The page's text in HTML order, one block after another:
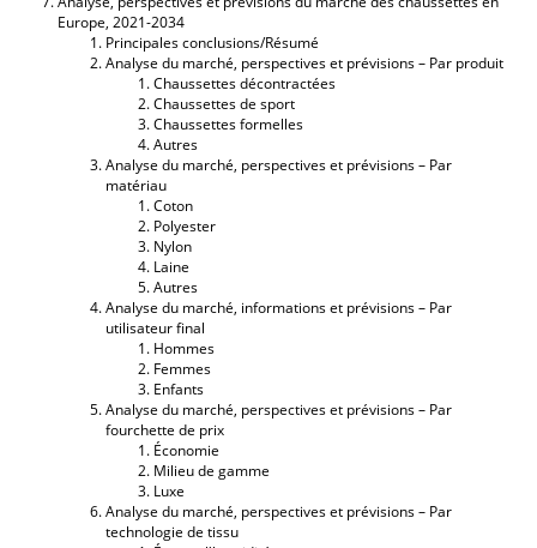
Europe, 2021-2034
Principales conclusions/Résumé
Analyse du marché, perspectives et prévisions – Par produit
Chaussettes décontractées
Chaussettes de sport
Chaussettes formelles
Autres
Analyse du marché, perspectives et prévisions – Par
matériau
Coton
Polyester
Nylon
Laine
Autres
Analyse du marché, informations et prévisions – Par
utilisateur final
Hommes
Femmes
Enfants
Analyse du marché, perspectives et prévisions – Par
fourchette de prix
Économie
Milieu de gamme
Luxe
Analyse du marché, perspectives et prévisions – Par
technologie de tissu